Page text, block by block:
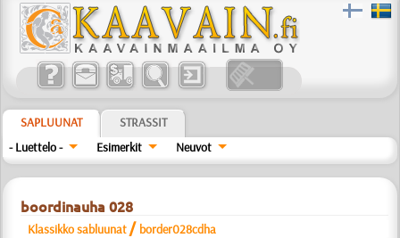
SAPLUUNAT
STRASSIT
- Luettelo -
Esimerkit Neuvot
boordinauha 028
Klassikko sabluunat / border028cdha